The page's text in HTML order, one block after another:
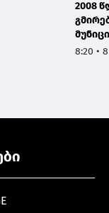
2008
8:20 •